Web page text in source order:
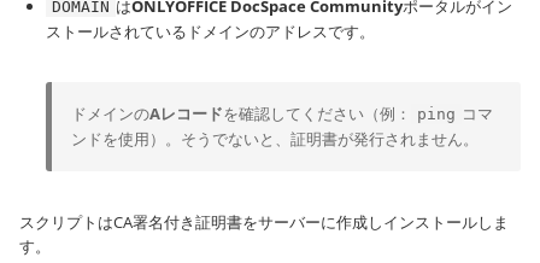
DOMAIN はONLYOFFICE DocSpace Communityポータルがイン
ストールされているドメインのアドレスです。
ドメインのAレコードを確認してください（例： ping コマ
ンドを使用）。そうでないと、証明書が発行されません。
スクリプトはCA署名付き証明書をサーバーに作成しインストールしま
す。